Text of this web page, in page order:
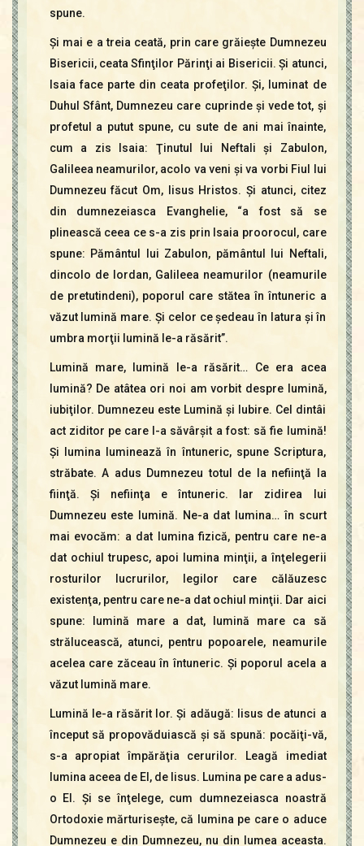
spune.
Şi mai e a treia ceată, prin care grăieşte Dumnezeu
Bisericii, ceata Sfinţilor Părinţi ai Bisericii. Şi atunci,
Isaia face parte din ceata profeţilor. Şi, luminat de
Duhul Sfânt, Dumnezeu care cuprinde şi vede tot, şi
profetul a putut spune, cu sute de ani mai înainte,
cum a zis Isaia: Ţinutul lui Neftali şi Zabulon,
Galileea neamurilor, acolo va veni şi va vorbi Fiul lui
Dumnezeu făcut Om, Iisus Hristos. Şi atunci, citez
din dumnezeiasca Evanghelie, “a fost să se
plinească ceea ce s-a zis prin Isaia proorocul, care
spune: Pământul lui Zabulon, pământul lui Neftali,
dincolo de Iordan, Galileea neamurilor (neamurile
de pretutindeni), poporul care stătea în întuneric a
văzut lumină mare. Şi celor ce şedeau în latura şi în
umbra morţii lumină le-a răsărit”.
Lumină mare, lumină le-a răsărit… Ce era acea
lumină? De atâtea ori noi am vorbit despre lumină,
iubiţilor. Dumnezeu este Lumină şi Iubire. Cel dintâi
act ziditor pe care l-a săvârşit a fost: să fie lumină!
Şi lumina luminează în întuneric, spune Scriptura,
străbate. A adus Dumnezeu totul de la nefiinţă la
fiinţă. Şi nefiinţa e întuneric. Iar zidirea lui
Dumnezeu este lumină. Ne-a dat lumina… în scurt
mai evocăm: a dat lumina fizică, pentru care ne-a
dat ochiul trupesc, apoi lumina minţii, a înţelegerii
rosturilor lucrurilor, legilor care călăuzesc
existenţa, pentru care ne-a dat ochiul minţii. Dar aici
spune: lumină mare a dat, lumină mare ca să
strălucească, atunci, pentru popoarele, neamurile
acelea care zăceau în întuneric. Şi poporul acela a
văzut lumină mare.
Lumină le-a răsărit lor. Şi adăugă: Iisus de atunci a
început să propovăduiască şi să spună: pocăiţi-vă,
s-a apropiat împărăţia cerurilor. Leagă imediat
lumina aceea de El, de Iisus. Lumina pe care a adus-
o El. Şi se înţelege, cum dumnezeiasca noastră
Ortodoxie mărturiseşte, că lumina pe care o aduce
Dumnezeu e din Dumnezeu, nu din lumea aceasta.